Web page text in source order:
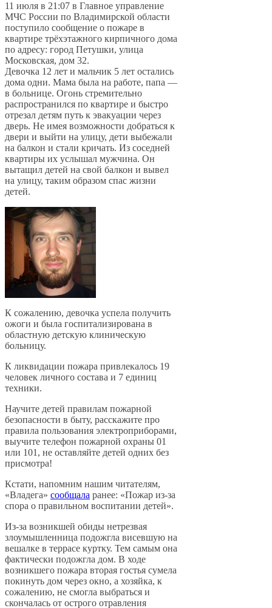
11 июля в 21:07 в Главное управление
МЧС России по Владимирской области
поступило сообщение о пожаре в
квартире трёхэтажного кирпичного дома
по адресу: город Петушки, улица
Московская, дом 32.
Девочка 12 лет и мальчик 5 лет остались
дома одни. Мама была на работе, папа —
в больнице. Огонь стремительно
распространился по квартире и быстро
отрезал детям путь к эвакуации через
дверь. Не имея возможности добраться к
двери и выйти на улицу, дети выбежали
на балкон и стали кричать. Из соседней
квартиры их услышал мужчина. Он
вытащил детей на свой балкон и вывел
на улицу, таким образом спас жизни
детей.
К сожалению, девочка успела получить
ожоги и была госпитализирована в
областную детскую клиническую
больницу.
К ликвидации пожара привлекалось 19
человек личного состава и 7 единиц
техники.
Научите детей правилам пожарной
безопасности в быту, расскажите про
правила пользования электроприборами,
выучите телефон пожарной охраны 01
или 101, не оставляйте детей одних без
присмотра!
Кстати, напомним нашим читателям,
«Владега» сообщала ранее: «Пожар из-за
спора о правильном воспитании детей».
Из-за возникшей обиды нетрезвая
злоумышленница подожгла висевшую на
вешалке в террасе куртку. Тем самым она
фактически подожгла дом. В ходе
возникшего пожара вторая гостья сумела
покинуть дом через окно, а хозяйка, к
сожалению, не смогла выбраться и
скончалась от острого отравления